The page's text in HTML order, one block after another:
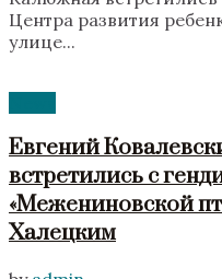
Центра развития
улице...
Евгений
встретились с
«Межениновской
Халецким